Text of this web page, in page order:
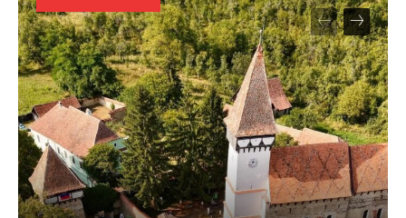
PRESShub
Despre noi / Echipa
Proiecte editoriale
Rețea
Contact